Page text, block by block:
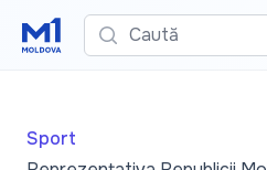
Caută
Sport